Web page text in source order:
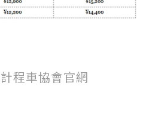
計程車協會官網